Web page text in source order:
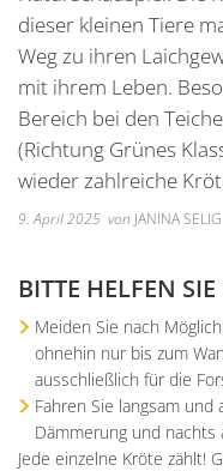
Online Anträge
Stellenangebote
Bekanntmachungen
dieser kleinen Tiere
Weg zu ihren
mit ihrem Leben.
Bereich bei den
(Richtung Grünes
wieder zahlreiche
9. April 2025 von JANINA SELIG
BITTE HELFEN
Meiden Sie nach
ohnehin nur bis zum
ausschließlich für die
Fahren Sie langsam
Dämmerung und nachts
Jede einzelne Kröte zählt!